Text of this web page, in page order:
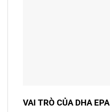
VAI TRÒ CỦA DHA EPA